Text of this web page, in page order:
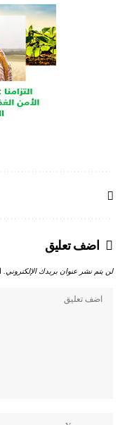
اضف تعليق
لن يتم نشر عنوان بريدك الإلكتروني.